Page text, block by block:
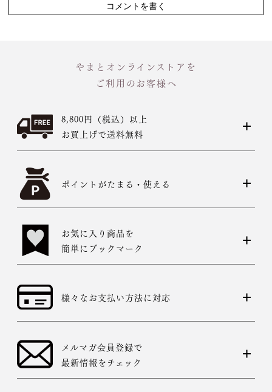
コメントを書く
やまとオンラインストアを
ご利用のお客様へ
8,800円（税込）以上
お買上げで送料無料
ポイントがたまる・使える
お気に入り商品を
簡単にブックマーク
様々なお支払い方法に対応
メルマガ会員登録で
最新情報をチェック